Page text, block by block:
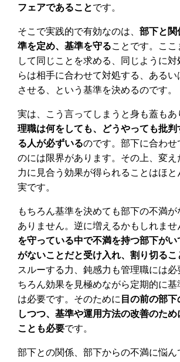
フェアであることです。
そこで実践的で有効なのは、部下と関
準を定め、基準を守ることです。こ
して同じことを求める、同じように
らは相手に合わせて対処する、ある
させる、という基準を決めるのです。
実は、こう言ってしまうと身も蓋も
理職は何をしても、どうやっても批
る人が必ずいるのです。部下に合わせ
のには限界があります。その上、変
力に見合う効果が得られることはほ
実です。
もちろん基準を決めても部下の不満
ありません。逆に増えるかもしれま
を守っている中で不満を持つ部下が
がないことだと受け入れ、割り切るこ
スルーする力、鈍感力も管理職には必
ちろん効果を見極めながら定期的に基
は必要です。そのために目の前の部
しつつ、基準や運用方法の改善のた
ことも必要です。
部下との関係、部下からの不満に悩